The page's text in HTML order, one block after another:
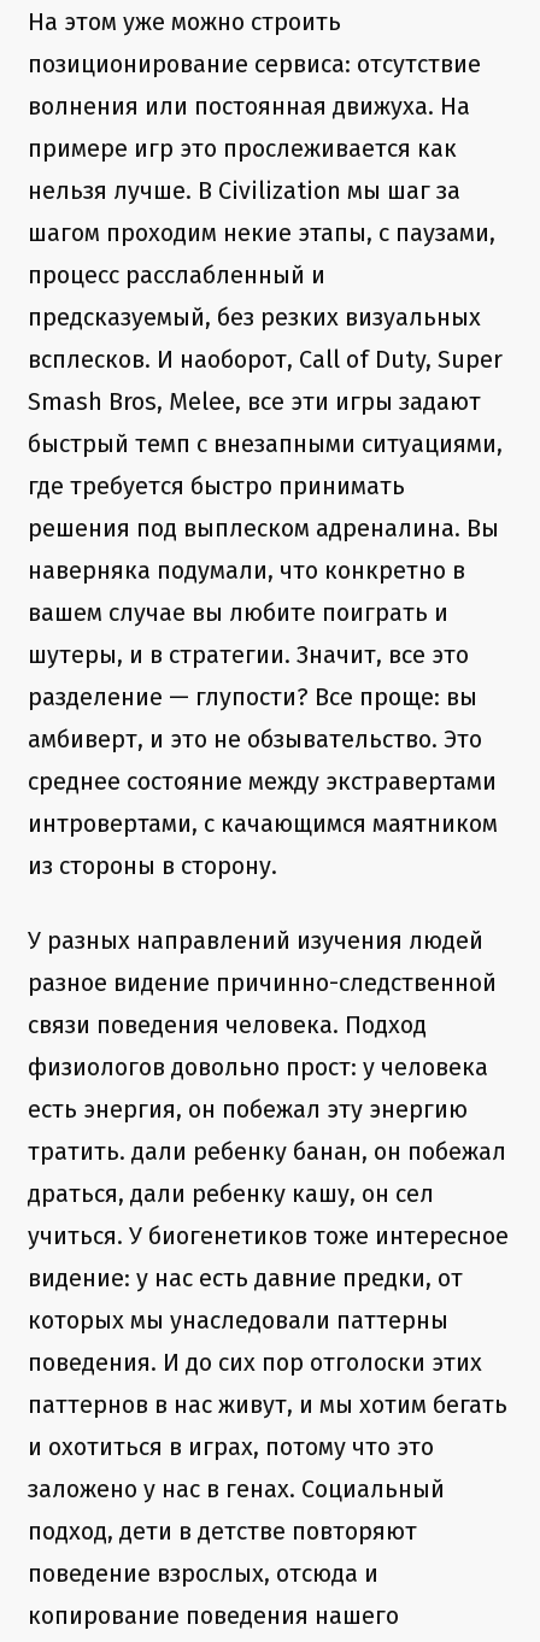
На этом уже можно строить
позиционирование сервиса: отсутствие
волнения или постоянная движуха. На
примере игр это прослеживается как
нельзя лучше. В Civilization мы шаг за
шагом проходим некие этапы, с паузами,
процесс расслабленный и
предсказуемый, без резких визуальных
всплесков. И наоборот, Call of Duty, Super
Smash Bros, Melee, все эти игры задают
быстрый темп с внезапными ситуациями,
где требуется быстро принимать
решения под выплеском адреналина. Вы
наверняка подумали, что конкретно в
вашем случае вы любите поиграть и
шутеры, и в стратегии. Значит, все это
разделение — глупости? Все проще: вы
амбиверт, и это не обзывательство. Это
среднее состояние между экстравертами
интровертами, с качающимся маятником
из стороны в сторону.
У разных направлений изучения людей
разное видение причинно-следственной
связи поведения человека. Подход
физиологов довольно прост: у человека
есть энергия, он побежал эту энергию
тратить. дали ребенку банан, он побежал
драться, дали ребенку кашу, он сел
учиться. У биогенетиков тоже интересное
видение: у нас есть давние предки, от
которых мы унаследовали паттерны
поведения. И до сих пор отголоски этих
паттернов в нас живут, и мы хотим бегать
и охотиться в играх, потому что это
заложено у нас в генах. Социальный
подход, дети в детстве повторяют
поведение взрослых, отсюда и
копирование поведения нашего